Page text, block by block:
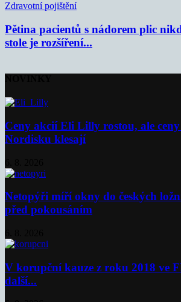
Zdravotní pojištění
Pětina pacientů s nádorem plic
stole je rozšíření...
Ceny akcií Eli Lilly rostou, ale
Nordisku klesají
Netopýři míří okny do českých
před pokousáním
V korupční kauze z roku 2018 ve
další...